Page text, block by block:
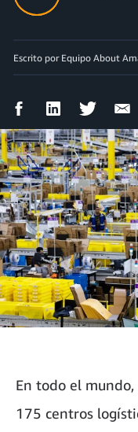
Escrito por Equipo About
Compartir
Facebook
Compartir
LinkedInTwitter
En todo el
175 centros